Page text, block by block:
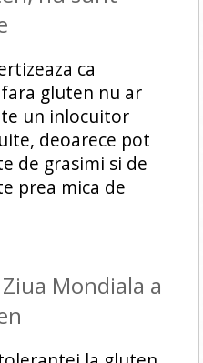
ca
gluten nu ar
un inlocuitor
deoarece pot
de grasimi si de
prea mica de
Mondiala a